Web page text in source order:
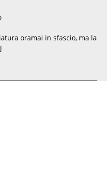
oramai in sfascio, ma la